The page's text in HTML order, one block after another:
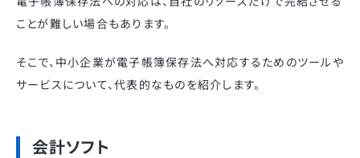
ことが難しい場合もあります。
そこで、中小企業が電子帳簿保存法へ対応するためのツールや
サービスについて、代表的なものを紹介します。
会計ソフト